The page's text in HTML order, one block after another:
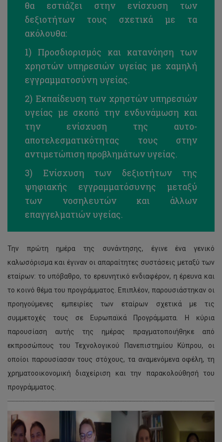
θα εστιάζει στην ενίσχυση των
δεξιοτήτων τους σχετικά με τα
ακόλουθα:
1) Προσδιορισμός και κατανόηση των
χρηστών υπηρεσιών υγείας με χαμηλή
εγγραμματοσύνη υγείας.
2) Εκπαίδευση των χρηστών υπηρεσιών
υγείας με σκοπό την ενδυνάμωση και
την ενίσχυση της αυτο-
αποτελεσματικότητας τους στην
αντιμετώπιση προβλημάτων υγείας.
3) Ενίσχυση των δεξιοτήτων της
ψηφιακής εγγραμματόσυνης μεταξύ
των νοσηλευτών και άλλων
επαγγελματιών υγείας.
Την πρώτη ημέρα της συνάντησης, έγινε ένα γενικό
καλωσόρισμα και έγιναν οι απαραίτητες συστάσεις μεταξύ των
εταίρων: το υπόβαθρο, το ερευνητικό ενδιαφέρον, η έρευνα και
το κοινό θέμα του προγράμματος. Επιπλέον, παρουσιάστηκαν οι
προηγούμενες εμπειρίες των εταίρων σχετικά με τις
συμμετοχές τους σε Ευρωπαϊκά Προγράμματα. Η κύρια
παρουσίαση αυτής της ημέρας πραγματοποιήθηκε από
εκπροσώπους του Τεχνολογικού Πανεπιστημίου Κύπρου, οι
οποίοι παρουσίασαν τους στόχους, τα αναμενόμενα οφέλη, τη
χρηματοοικονομική διαχείριση και την παρακολούθησή του
προγράμματος.